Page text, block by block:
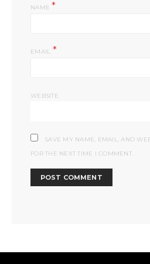
NAME*
EMAIL *
WEBSITE
SAVE MY NAME, EMAIL, AND
FOR THE NEXT TIME I COMMENT.